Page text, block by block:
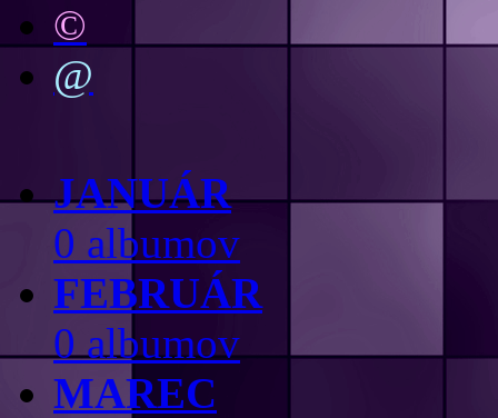
©
@
JANUÁR
0 albumov
FEBRUÁR
0 albumov
MAREC